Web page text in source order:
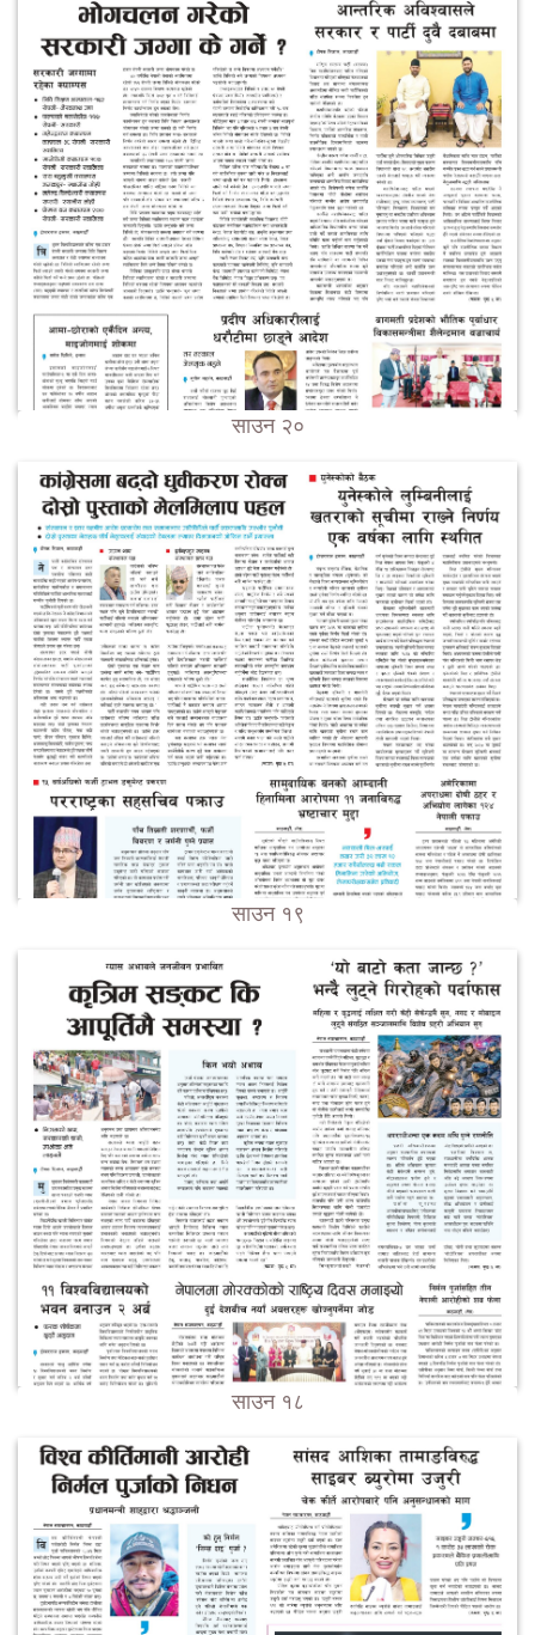
साउन २०
साउन १९
साउन १८